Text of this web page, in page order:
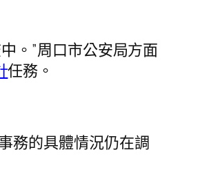
。”周口市公安局方面
任務。
務的具體情況仍在調